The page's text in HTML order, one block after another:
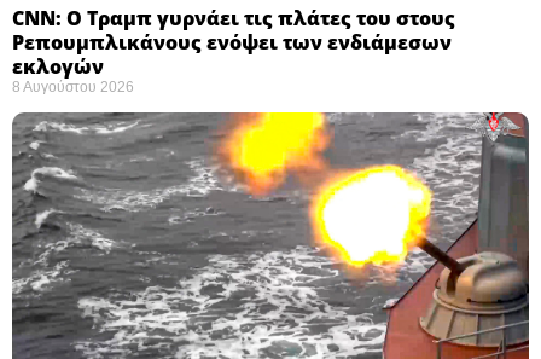
CNN: Ο Τραμπ γυρνάει τις πλάτες του στους
Ρεπουμπλικάνους ενόψει των ενδιάμεσων
εκλογών ​
8 Αυγούστου 2026